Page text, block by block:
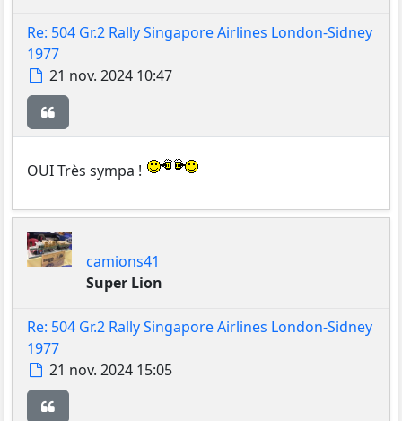
Re: 504 Gr.2 Rally Singapore Airlines London-Sidney
1977
Message
21 nov. 2024 10:47
OUI Très sympa !
camions41
Super Lion
Re: 504 Gr.2 Rally Singapore Airlines London-Sidney
1977
Message
21 nov. 2024 15:05